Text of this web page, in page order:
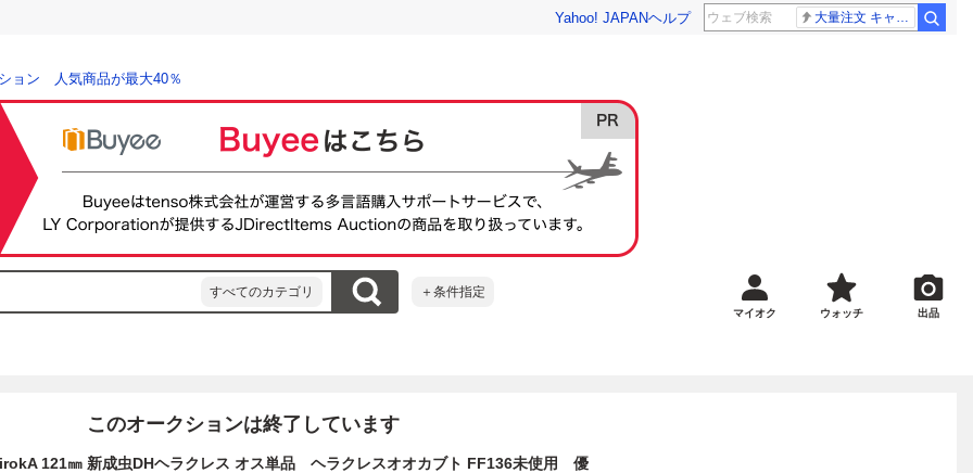
Yahoo! JAPANヘルプ 大量注文 キャンセル
ョン 人気商品が最大40％
すべてのカテゴリ ＋条件指定
マイオク ウォッチ 出品
このオークションは終了しています
121㎜ 新成虫DHヘラクレス オス単品 ヘラクレスオオカブト FF136未使用 優